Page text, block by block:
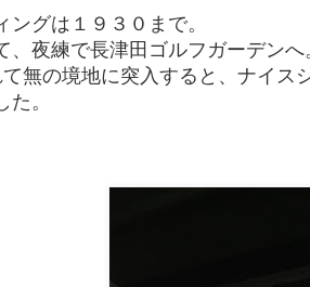
グは１９３０まで。
、夜練で長津田ゴルフガーデンへ
無の境地に突入すると、ナイス
。